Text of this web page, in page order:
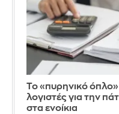
Το «πυρηνικό όπλο»
λογιστές για την
στα ενοίκια